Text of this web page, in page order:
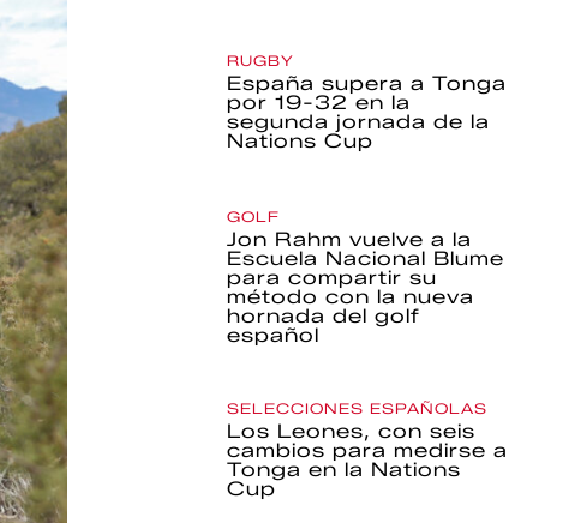
RUGBY
España supera a Tonga
por 19-32 en la
segunda jornada de la
Nations Cup
GOLF
Jon Rahm vuelve a la
Escuela Nacional Blume
para compartir su
método con la nueva
hornada del golf
español
SELECCIONES ESPAÑOLAS
Los Leones, con seis
cambios para medirse a
Tonga en la Nations
Cup